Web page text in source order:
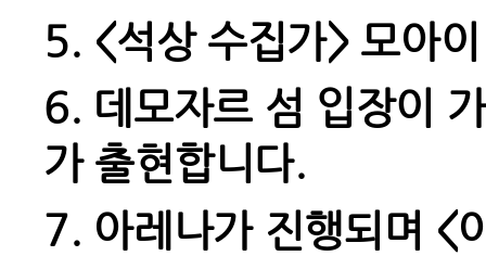
5. <석상 수집가> 모아
6. 데모자르 섬 입장이
가 출현합니다.
7. 아레나가 진행되며 <